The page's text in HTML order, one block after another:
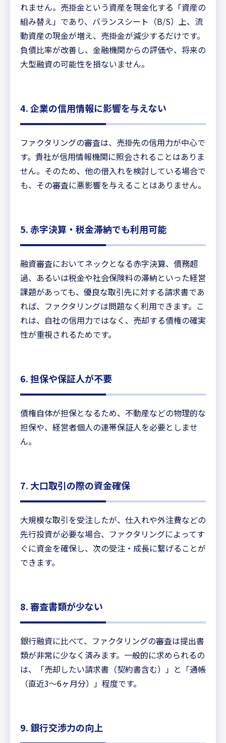
れません。売掛金という資産を現金化する「資産の
組み替え」であり、バランスシート（B/S）上、流
動資産の現金が増え、売掛金が減少するだけです。
負債比率が改善し、金融機関からの評価や、将来の
大型融資の可能性を損ないません。
4. 企業の信用情報に影響を与えない
ファクタリングの審査は、売掛先の信用力が中心で
す。貴社が信用情報機関に照会されることはありま
せん。そのため、他の借入れを検討している場合で
も、その審査に悪影響を与えることはありません。
5. 赤字決算・税金滞納でも利用可能
融資審査においてネックとなる赤字決算、債務超
過、あるいは税金や社会保険料の滞納といった経営
課題があっても、優良な取引先に対する請求書であ
れば、ファクタリングは問題なく利用できます。こ
れは、自社の信用力ではなく、売却する債権の確実
性が重視されるためです。
6. 担保や保証人が不要
債権自体が担保となるため、不動産などの物理的な
担保や、経営者個人の連帯保証人を必要としませ
ん。
7. 大口取引の際の資金確保
大規模な取引を受注したが、仕入れや外注費などの
先行投資が必要な場合、ファクタリングによってす
ぐに資金を確保し、次の受注・成長に繋げることが
できます。
8. 審査書類が少ない
銀行融資に比べて、ファクタリングの審査は提出書
類が非常に少なく済みます。一般的に求められるの
は、「売却したい請求書（契約書含む）」と「通帳
（直近3〜6ヶ月分）」程度です。
9. 銀行交渉力の向上